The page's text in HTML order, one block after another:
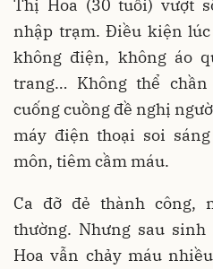
Thị Hoa (30 tuổi) vượt
nhập trạm. Điều kiện
không điện, không áo
trang… Không thể
cuống cuồng đề nghị
máy điện thoại soi
môn, tiêm cầm máu.
Ca đỡ đẻ thành công,
thường. Nhưng sau
Hoa vẫn chảy máu